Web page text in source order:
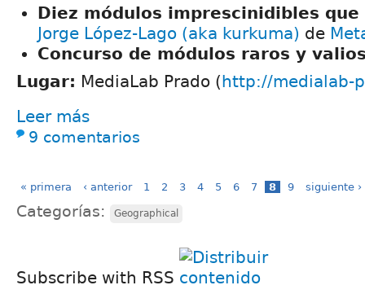
Diez módulos imprescinidibles que
Jorge López-Lago (aka kurkuma) de
Concurso de módulos raros y
Lugar: MediaLab Prado (http://medialab-
Leer más
9 comentarios
« primera ‹ anterior 1 2 3 4 5 6 7 8 9 siguiente ›
Categorías: Geographical
Subscribe with RSS